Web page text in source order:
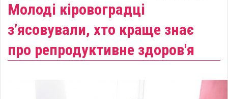
Молоді кіровоградці
з’ясовували, хто краще знає
про репродуктивне здоров'я